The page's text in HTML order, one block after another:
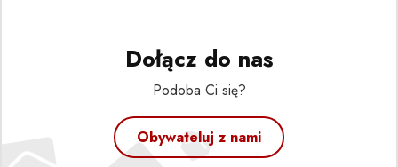
Dołącz do nas
Podoba Ci się?
Obywateluj z nami